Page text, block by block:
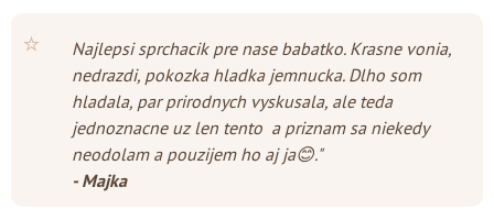
⭐
Najlepsi sprchacik pre nase babatko. Krasne vonia,
nedrazdi, pokozka hladka jemnucka. Dlho som
hladala, par prirodnych vyskusala, ale teda
jednoznacne uz len tento a priznam sa niekedy
neodolam a pouzijem ho aj ja😊."
- Majka